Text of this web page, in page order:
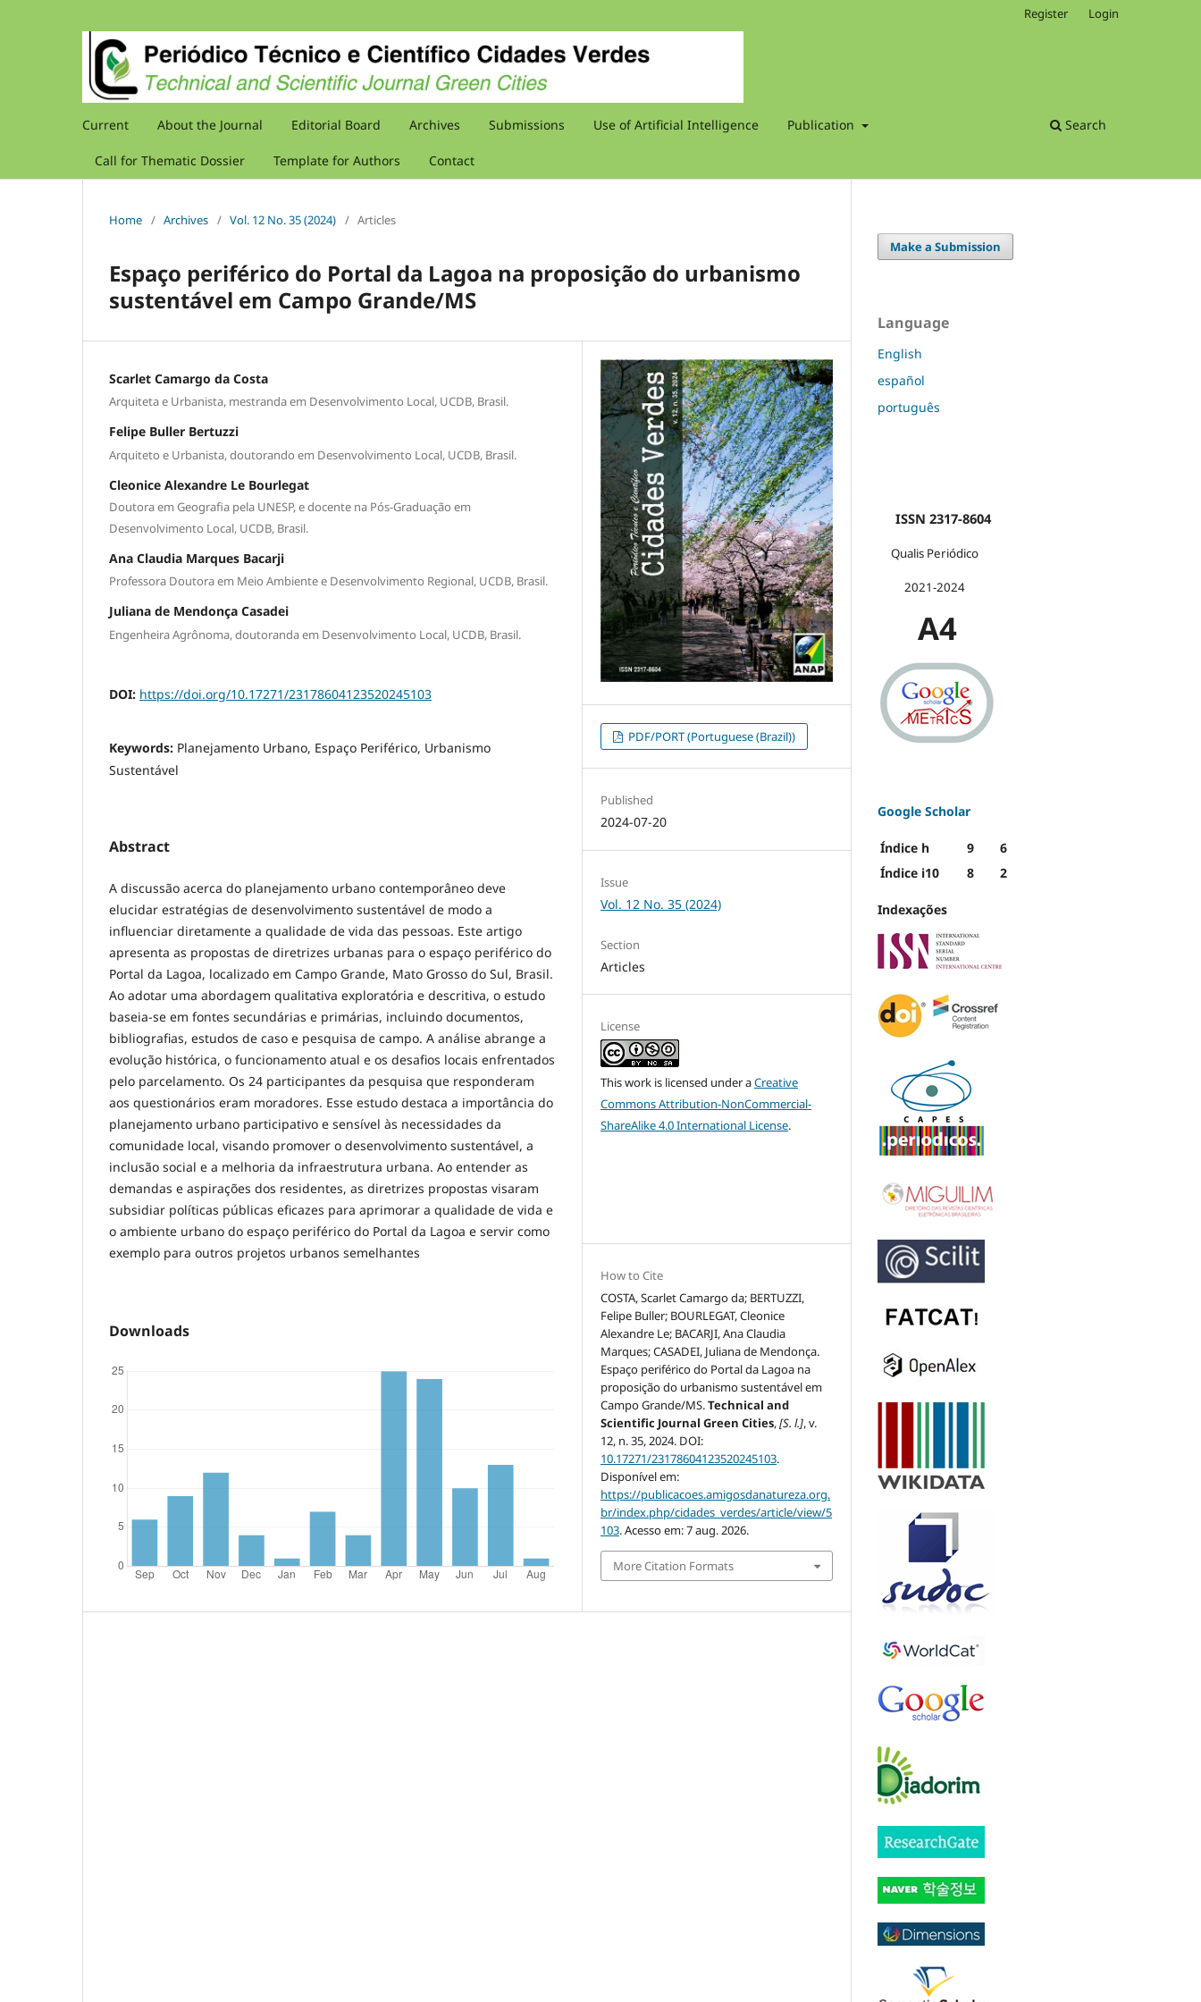
Current About the Journal Editorial Board Archives Submissions Use of Artificial Intelligence Publication
Call for Thematic Dossier Template for Authors Contact
Search
Register Login
Home / Archives / Vol. 12 No. 35 (2024) / Articles
Espaço periférico do Portal da Lagoa na proposição do urbanismo
sustentável em Campo Grande/MS
Scarlet Camargo da Costa
Arquiteta e Urbanista, mestranda em Desenvolvimento Local, UCDB, Brasil.
Felipe Buller Bertuzzi
Arquiteto e Urbanista, doutorando em Desenvolvimento Local, UCDB, Brasil.
Cleonice Alexandre Le Bourlegat
Doutora em Geografia pela UNESP, e docente na Pós-Graduação em
Desenvolvimento Local, UCDB, Brasil.
Ana Claudia Marques Bacarji
Professora Doutora em Meio Ambiente e Desenvolvimento Regional, UCDB, Brasil.
Juliana de Mendonça Casadei
Engenheira Agrônoma, doutoranda em Desenvolvimento Local, UCDB, Brasil.
DOI: https://doi.org/10.17271/23178604123520245103
Keywords: Planejamento Urbano, Espaço Periférico, Urbanismo
Sustentável
Abstract
A discussão acerca do planejamento urbano contemporâneo deve
elucidar estratégias de desenvolvimento sustentável de modo a
influenciar diretamente a qualidade de vida das pessoas. Este artigo
apresenta as propostas de diretrizes urbanas para o espaço periférico do
Portal da Lagoa, localizado em Campo Grande, Mato Grosso do Sul, Brasil.
Ao adotar uma abordagem qualitativa exploratória e descritiva, o estudo
baseia-se em fontes secundárias e primárias, incluindo documentos,
bibliografias, estudos de caso e pesquisa de campo. A análise abrange a
evolução histórica, o funcionamento atual e os desafios locais enfrentados
pelo parcelamento. Os 24 participantes da pesquisa que responderam
aos questionários eram moradores. Esse estudo destaca a importância do
planejamento urbano participativo e sensível às necessidades da
comunidade local, visando promover o desenvolvimento sustentável, a
inclusão social e a melhoria da infraestrutura urbana. Ao entender as
demandas e aspirações dos residentes, as diretrizes propostas visaram
subsidiar políticas públicas eficazes para aprimorar a qualidade de vida e
o ambiente urbano do espaço periférico do Portal da Lagoa e servir como
exemplo para outros projetos urbanos semelhantes
Downloads
PDF/PORT (Portuguese (Brazil))
Published
2024-07-20
Issue
Vol. 12 No. 35 (2024)
Section
Articles
License
This work is licensed under aCreative
Commons Attribution-NonCommercial-
ShareAlike 4.0 International License.
How to Cite
COSTA, Scarlet Camargo da; BERTUZZI,
Felipe Buller; BOURLEGAT, Cleonice
Alexandre Le; BACARJI, Ana Claudia
Marques; CASADEI, Juliana de Mendonça.
Espaço periférico do Portal da Lagoa na
proposição do urbanismo sustentável em
Campo Grande/MS.Technical and
Scientific Journal Green Cities,[S. l.], v.
12, n. 35, 2024. DOI:
10.17271/23178604123520245103.
Disponível em:
https://publicacoes.amigosdanatureza.org.
br/index.php/cidades_verdes/article/view/5
103. Acesso em: 7 aug. 2026.
More Citation Formats
Make a Submission
Language
English
español
português
ISSN 2317-8604
Qualis Periódico
2021-2024
A4
Google Scholar
Índice h 9
6
Índice i10
8 2
Indexações